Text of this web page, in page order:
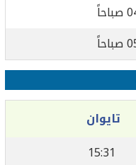
تايوان
15:31